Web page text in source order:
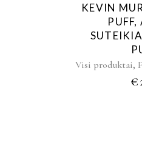
KEVIN
Visi produktai,
€